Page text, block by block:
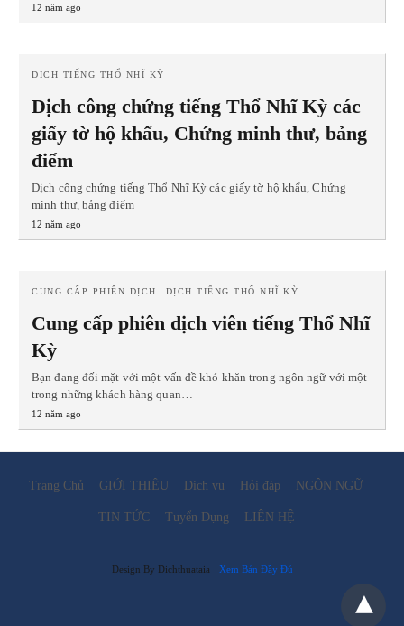
12 năm ago
DỊCH TIẾNG THỔ NHĨ KỲ
Dịch công chứng tiếng Thổ Nhĩ Kỳ các
giấy tờ hộ khẩu, Chứng minh thư, bảng
điểm
Dịch công chứng tiếng Thổ Nhĩ Kỳ các giấy tờ hộ khẩu, Chứng
minh thư, bảng điểm
12 năm ago
CUNG CẤP PHIÊN DỊCH DỊCH TIẾNG THỔ NHĨ KỲ
Cung cấp phiên dịch viên tiếng Thổ Nhĩ
Kỳ
Bạn đang đối mặt với một vấn đề khó khăn trong ngôn ngữ với một
trong những khách hàng quan…
12 năm ago
Trang Chủ GIỚI THIỆU Dịch vụ Hỏi đáp NGÔN NGỮ
TIN TỨC Tuyển Dụng LIÊN HỆ
Design By Dichthuataia Xem Bản Đầy Đủ